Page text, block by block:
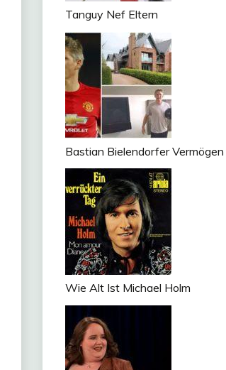
Tanguy Nef Eltern
Bastian Bielendorfer Vermögen
Wie Alt Ist Michael Holm